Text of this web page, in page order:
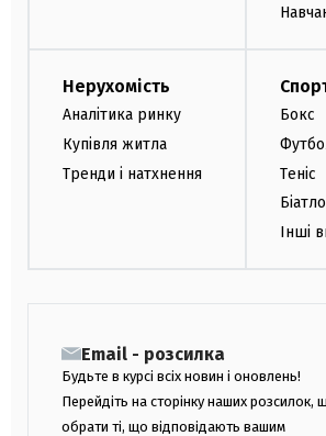
Нерухомість
Аналітика ринку
Купівля житла
Тренди і натхнення
Бокс
Теніс
Інші
Email - розсилка
Будьте в курсі всіх новин і оновлень!
Перейдіть на сторінку наших розсилок,
обрати ті, що відповідають вашим